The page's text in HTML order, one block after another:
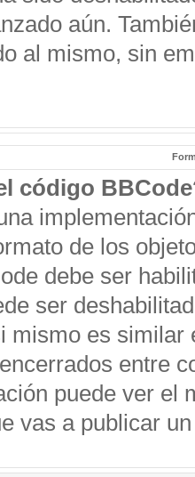
aún.
al mismo, sin
código
de los
debe ser
ser
mismo es
entre
puede ver el
vas a publicar